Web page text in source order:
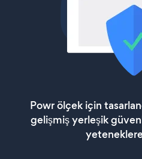
Powr ölçek için
gelişmiş yerleşik